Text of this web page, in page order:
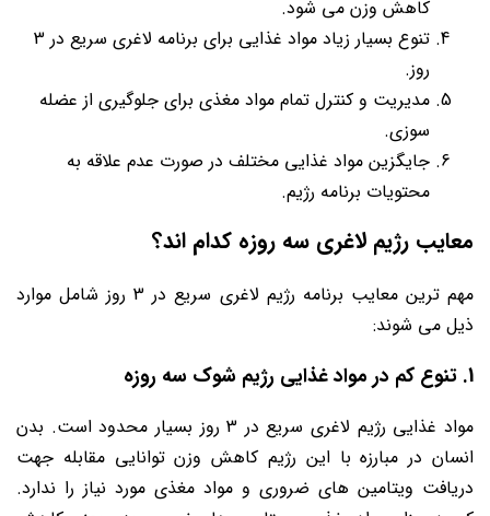
کاهش وزن می شود.
تنوع بسیار زیاد مواد غذایی برای برنامه لاغری سریع در 3
روز.
مدیریت و کنترل تمام مواد مغذی برای جلوگیری از عضله
سوزی.
جایگزین مواد غذایی مختلف در صورت عدم علاقه به
محتویات برنامه رژیم.
معایب رژیم لاغری سه روزه کدام اند؟
مهم ترین معایب برنامه رژیم لاغری سریع در 3 روز شامل موارد
ذیل می شوند:
1. تنوع کم در مواد غذایی رژیم شوک سه روزه
مواد غذایی رژیم لاغری سریع در 3 روز بسیار محدود است. بدن
انسان در مبارزه با این رژیم کاهش وزن توانایی مقابله جهت
دریافت ویتامین های ضروری و مواد مغذی مورد نیاز را ندارد.